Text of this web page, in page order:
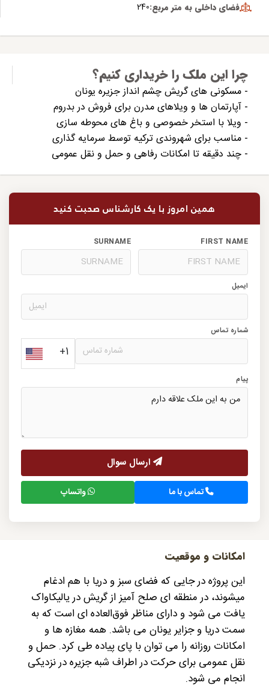
فضای داخلی به متر مربع:240
چرا این ملک را خریداری کنیم؟
- مسکونی های گریش چشم انداز جزیره یونان
- آپارتمان ها و ویلاهای مدرن برای فروش در بدروم
- ویلا با استخر خصوصی و باغ های محوطه سازی
- مناسب برای شهروندی ترکیه توسط سرمایه گذاری
- چند دقیقه تا امکانات رفاهی و حمل و نقل عمومی
همین امروز با یک کارشناس صحبت کنید
FIRST NAME
SURNAME
ایمیل
شماره تماس
+1
پیام
تماس با ما واتساپ
امکانات و موقعیت
این پروژه در جایی که فضای سبز و دریا با هم ادغام
میشوند، در منطقه ای صلح آمیز از گریش در یالیکاواک
یافت می شود و دارای مناظر فوق‌العاده ای است که به
سمت دریا و جزایر یونان می باشد. همه مغازه ها و
امکانات روزانه را می توان با پای پیاده طی کرد. حمل و
نقل عمومی برای حرکت در اطراف شبه جزیره در نزدیکی
انجام می شود.